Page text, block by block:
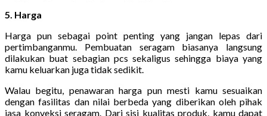
5. Harga
Harga pun sebagai point penting yang jangan lepas dari
pertimbanganmu. Pembuatan seragam biasanya langsung
dilakukan buat sebagian pcs sekaligus sehingga biaya yang
kamu keluarkan juga tidak sedikit.
Walau begitu, penawaran harga pun mesti kamu sesuaikan
dengan fasilitas dan nilai berbeda yang diberikan oleh pihak
jasa konveksi seragam. Dari sisi kualitas produk, kamu dapat